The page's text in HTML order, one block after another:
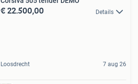
€ 22.500,00 Details
Loosdrecht 7 aug 26